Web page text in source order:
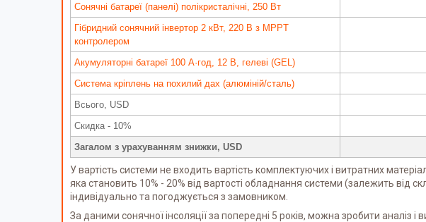
Сонячні батареї (панелі) полікристалічні, 250 Вт
Гібридний сонячний інвертор 2 кВт, 220 В з MPPT
контролером
Акумуляторні батареї 100 А·год, 12 В, гелеві (GEL)
Система кріплень на похилий дах (алюміній/сталь)
Всього, USD
Скидка - 10%
Загалом з урахуванням знижки, USD
У вартість системи не входить вартість комплектуючих і витратних
яка становить 10% - 20% від вартості обладнання системи (залежить від
індивідуально та погоджується з замовником.
За даними сонячної інсоляції за попередні 5 років, можна зробити аналіз і